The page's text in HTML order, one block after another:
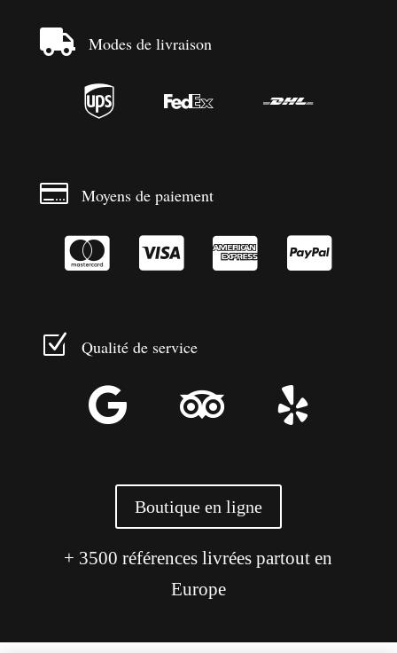
 Modes de livraison
  
 Moyens de paiement
   
Z Qualité de service
  
Boutique en ligne
+ 3500 références livrées partout en
Europe